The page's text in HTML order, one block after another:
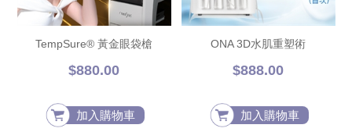
TempSure® 黃金眼袋槍
$880.00
加入購物車
ONA 3D水肌重塑術
$888.00
加入購物車